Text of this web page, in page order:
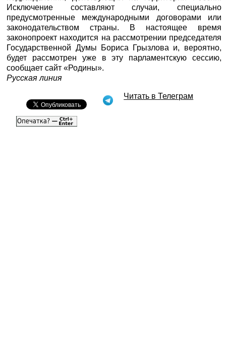
Исключение составляют случаи, специально
предусмотренные международными договорами или
законодательством страны. В настоящее время
законопроект находится на рассмотрении председателя
Государственной Думы Бориса Грызлова и, вероятно,
будет рассмотрен уже в эту парламентскую сессию,
сообщает сайт «Родины».
Русская линия
Читать в Телеграм